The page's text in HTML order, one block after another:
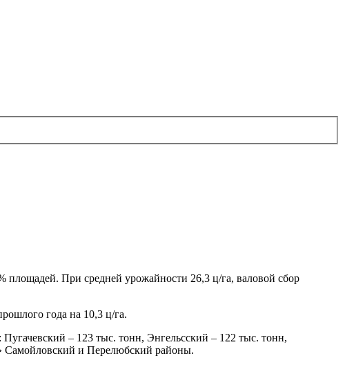
площадей. При средней урожайности 26,3 ц/га, валовой сбор
года на 10,3 ц/га.
– 123 тыс. тонн, Энгельсский – 122 тыс. тонн,
Самойловский и Перелюбский районы.